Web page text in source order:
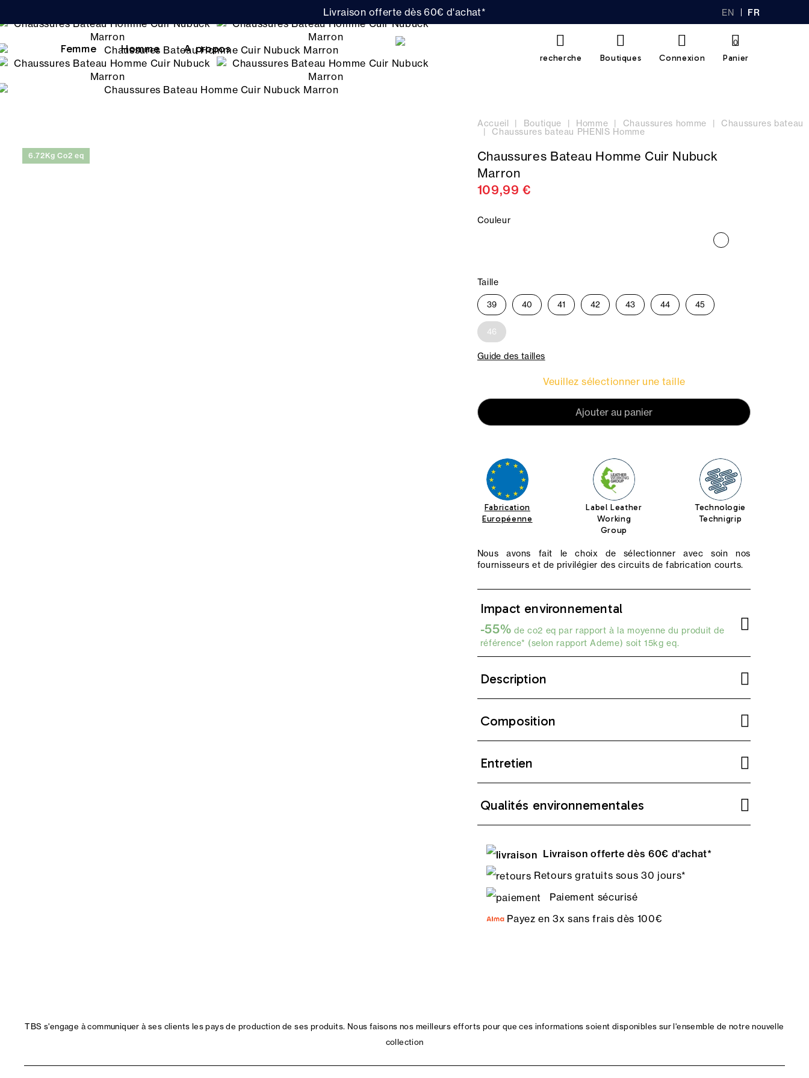
Livraison offerte dès 60€ d'achat* EN FR
Femme Homme A propos
recherche Boutiques Connexion Panier
0
Accueil Boutique Homme Chaussures homme Chaussures bateau
Chaussures bateau PHENIS Homme
6.72Kg Co2 eq
Chaussures Bateau Homme Cuir Nubuck
Marron
109,99 €
Couleur
Taille
39 40 41 42 43 44 45
46
Guide des tailles
Veuillez sélectionner une taille
Ajouter au panier
Fabrication
Européenne
Label Leather
Working
Group
Technologie
Technigrip
Nous avons fait le choix de sélectionner avec soin nos
fournisseurs et de privilégier des circuits de fabrication courts.
Impact environnemental
-55% de co2 eq par rapport à la moyenne du produit de
référence* (selon rapport Ademe) soit 15kg eq.
Description
Composition
Entretien
Qualités environnementales
Livraison offerte dès 60€ d'achat*
Retours gratuits sous 30 jours*
Paiement sécurisé
Payez en 3x sans frais dès 100€
TBS s'engage à communiquer à ses clients les pays de production de ses produits. Nous faisons nos meilleurs efforts pour que ces informations soient disponibles sur l'ensemble de notre nouvelle
collection